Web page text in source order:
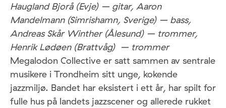
Haugland Bjorå (Evje) – gitar, Aaron
Mandelmann (Simrishamn, Sverige) – bass,
Andreas Skår Winther (Ålesund) – trommer,
Henrik Lødøen (Brattvåg) – trommer
Megalodon Collective er satt sammen av sentrale
musikere i Trondheim sitt unge, kokende
jazzmiljø. Bandet har eksistert i ett år, har spilt for
fulle hus på landets jazzscener og allerede rukket